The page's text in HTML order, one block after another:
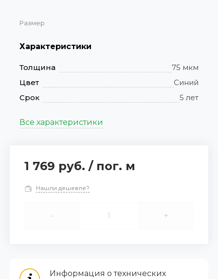
Размер
Характеристики
Толщина
75 мкм
Цвет
Синий
Срок
5 лет
Все характеристики
1 769 руб. / пог. м
Нашли дешевле?
- +
Информация о технических